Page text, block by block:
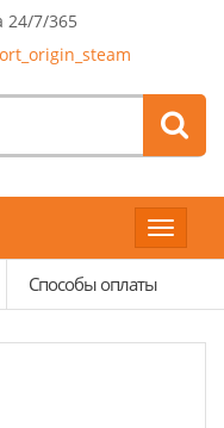
24/7/365
Toggle
Способы оплаты